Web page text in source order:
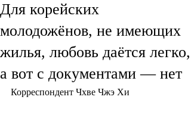
Для корейских
молодожёнов, не имеющих
жилья, любовь даётся легко,
а вот с документами — нет
Корреспондент Чхве Чжэ Хи